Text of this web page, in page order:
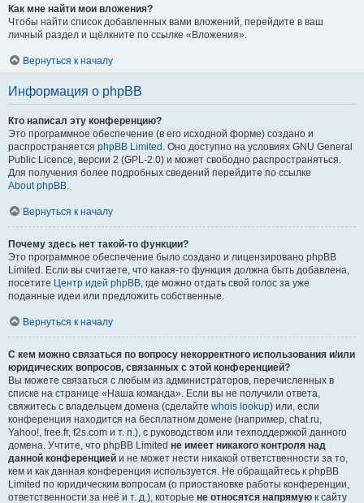
Как мне найти мои вложения?
Чтобы найти список добавленных вами вложений, перейдите в ваш
личный раздел и щёлкните по ссылке «Вложения».
Вернуться к началу
Информация о phpBB
Кто написал эту конференцию?
Это программное обеспечение (в его исходной форме) создано и
распространяется phpBB Limited . Оно доступно на условиях GNU General
Public Licence, версии 2 (GPL-2.0) и может свободно распространяться.
Для получения более подробных сведений перейдите по ссылке
About phpBB.
Вернуться к началу
Почему здесь нет такой-то функции?
Это программное обеспечение было создано и лицензировано phpBB
Limited. Если вы считаете, что какая-то функция должна быть добавлена,
посетите Центр идей phpBB, где можно отдать свой голос за уже
поданные идеи или предложить собственные.
Вернуться к началу
С кем можно связаться по вопросу некорректного использования и/или
юридических вопросов, связанных с этой конференцией?
Вы можете связаться с любым из администраторов, перечисленных в
списке на странице «Наша команда». Если вы не получили ответа,
свяжитесь с владельцем домена (сделайте whois lookup) или, если
конференция находится на бесплатном домене (например, chat.ru,
Yahoo!, free.fr, f2s.com и т. п.), с руководством или техподдержкой данного
домена. Учтите, что phpBB Limited не имеет никакого контроля над
данной конференцией и не может нести никакой ответственности за то,
кем и как данная конференция используется. Не обращайтесь к phpBB
Limited по юридическим вопросам (о приостановке работы конференции,
ответственности за неё и т. д.), которые не относятся напрямую к сайту